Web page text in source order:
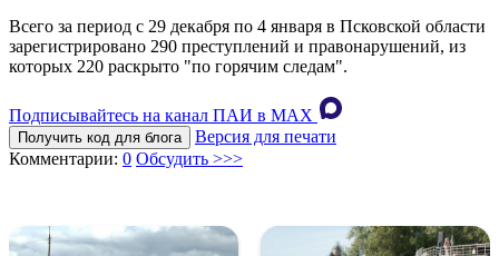
Всего за период с 29 декабря по 4 января в Псковской области
зарегистрировано 290 преступлений и правонарушений, из
которых 220 раскрыто "по горячим следам".
Подписывайтесь на канал ПАИ в MAХ
Получить код для блога
Версия для печати
Комментарии: 0 Обсудить >>>